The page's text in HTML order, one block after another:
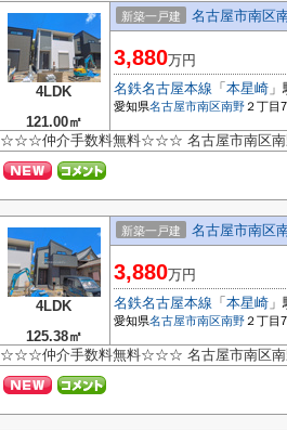
4LDK
121.00㎡
新築一戸建 名古屋市南区
3,880万円
名鉄名古屋本線 「 本星崎 」
愛知県名古屋市南区南野 ２丁目
☆☆☆仲介手数料無料☆☆☆ 名古屋市南区南
4LDK
125.38㎡
新築一戸建 名古屋市南区
3,880万円
名鉄名古屋本線 「 本星崎 」
愛知県名古屋市南区南野 ２丁目
☆☆☆仲介手数料無料☆☆☆ 名古屋市南区南